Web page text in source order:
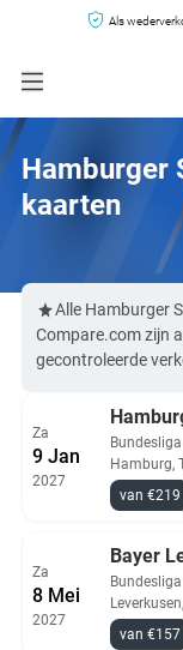
Als
Hamburger
kaarten
Alle Hamburger
Compare.com zijn
gecontroleerde
Za
9 Jan
2027
Bundesliga
Hamburg,
van €219
Za
8 Mei
2027
Bayer
Bundesliga
van €157